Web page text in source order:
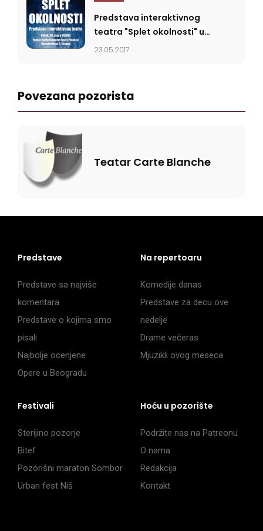
Predstava interaktivnog
teatra "Splet okolnosti" u
petak u Carte Blanche
23.05.2017
Povezana pozorista
Teatar Carte Blanche
Predstave
Predstave sa najviše
komentara
Predstave o kojima smo
pisali
Najbolje ocenjene
Opere u Beogradu
Na repertoaru
Komedije danas
Predstave za decu ove
nedelje
Drame večeras
Mjuzikli ovog meseca
Festivali
Sterijino pozorje
Bitef
Pozorišni maraton Sombor
Urban fest Niš
Hoću u pozorište
Podržite nas na Patreonu
O nama
Redakcija
Kontakt